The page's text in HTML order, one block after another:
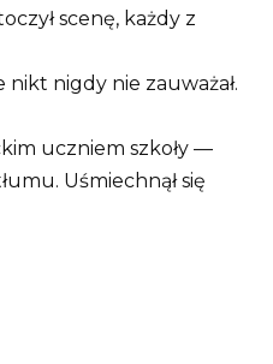
scenę, każdy z
nigdy nie zauważał.
uczniem szkoły —
Uśmiechnął się